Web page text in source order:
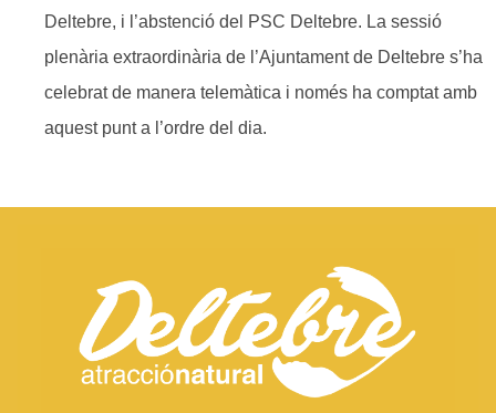
Deltebre, i l’abstenció del PSC Deltebre. La sessió
plenària extraordinària de l’Ajuntament de Deltebre s’ha
celebrat de manera telemàtica i només ha comptat amb
aquest punt a l’ordre del dia.